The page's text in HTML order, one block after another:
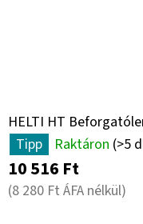
HELTI HT
Tipp
Raktáron (>5
10 516 Ft
(8 280 Ft ÁFA nélkül)